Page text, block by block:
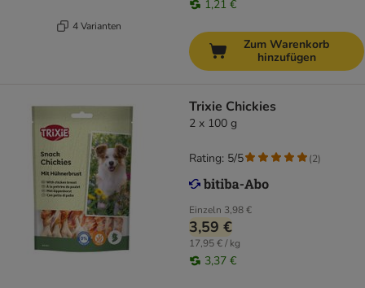
4 Varianten
1,21 €
Zum Warenkorb
hinzufügen
Trixie Chickies
2 x 100 g
Einzeln 3,98 €
3,59 €
17,95 € / kg
3,37 €
Rating: 5/5 (2)